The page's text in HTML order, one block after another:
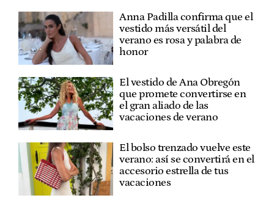
Anna Padilla confirma que el
vestido más versátil del
verano es rosa y palabra de
honor
El vestido de Ana Obregón
que promete convertirse en
el gran aliado de las
vacaciones de verano
El bolso trenzado vuelve este
verano: así se convertirá en el
accesorio estrella de tus
vacaciones